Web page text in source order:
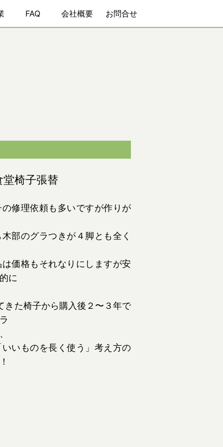
FAQ 会社概要 お問合せ
椅子張替
修理依頼も多いですが作りが
部のグラつきが４脚とも全く
価格もそれなりにしますが安
に
きた椅子から購入後２〜３年で
いものを長く使う」考え方の